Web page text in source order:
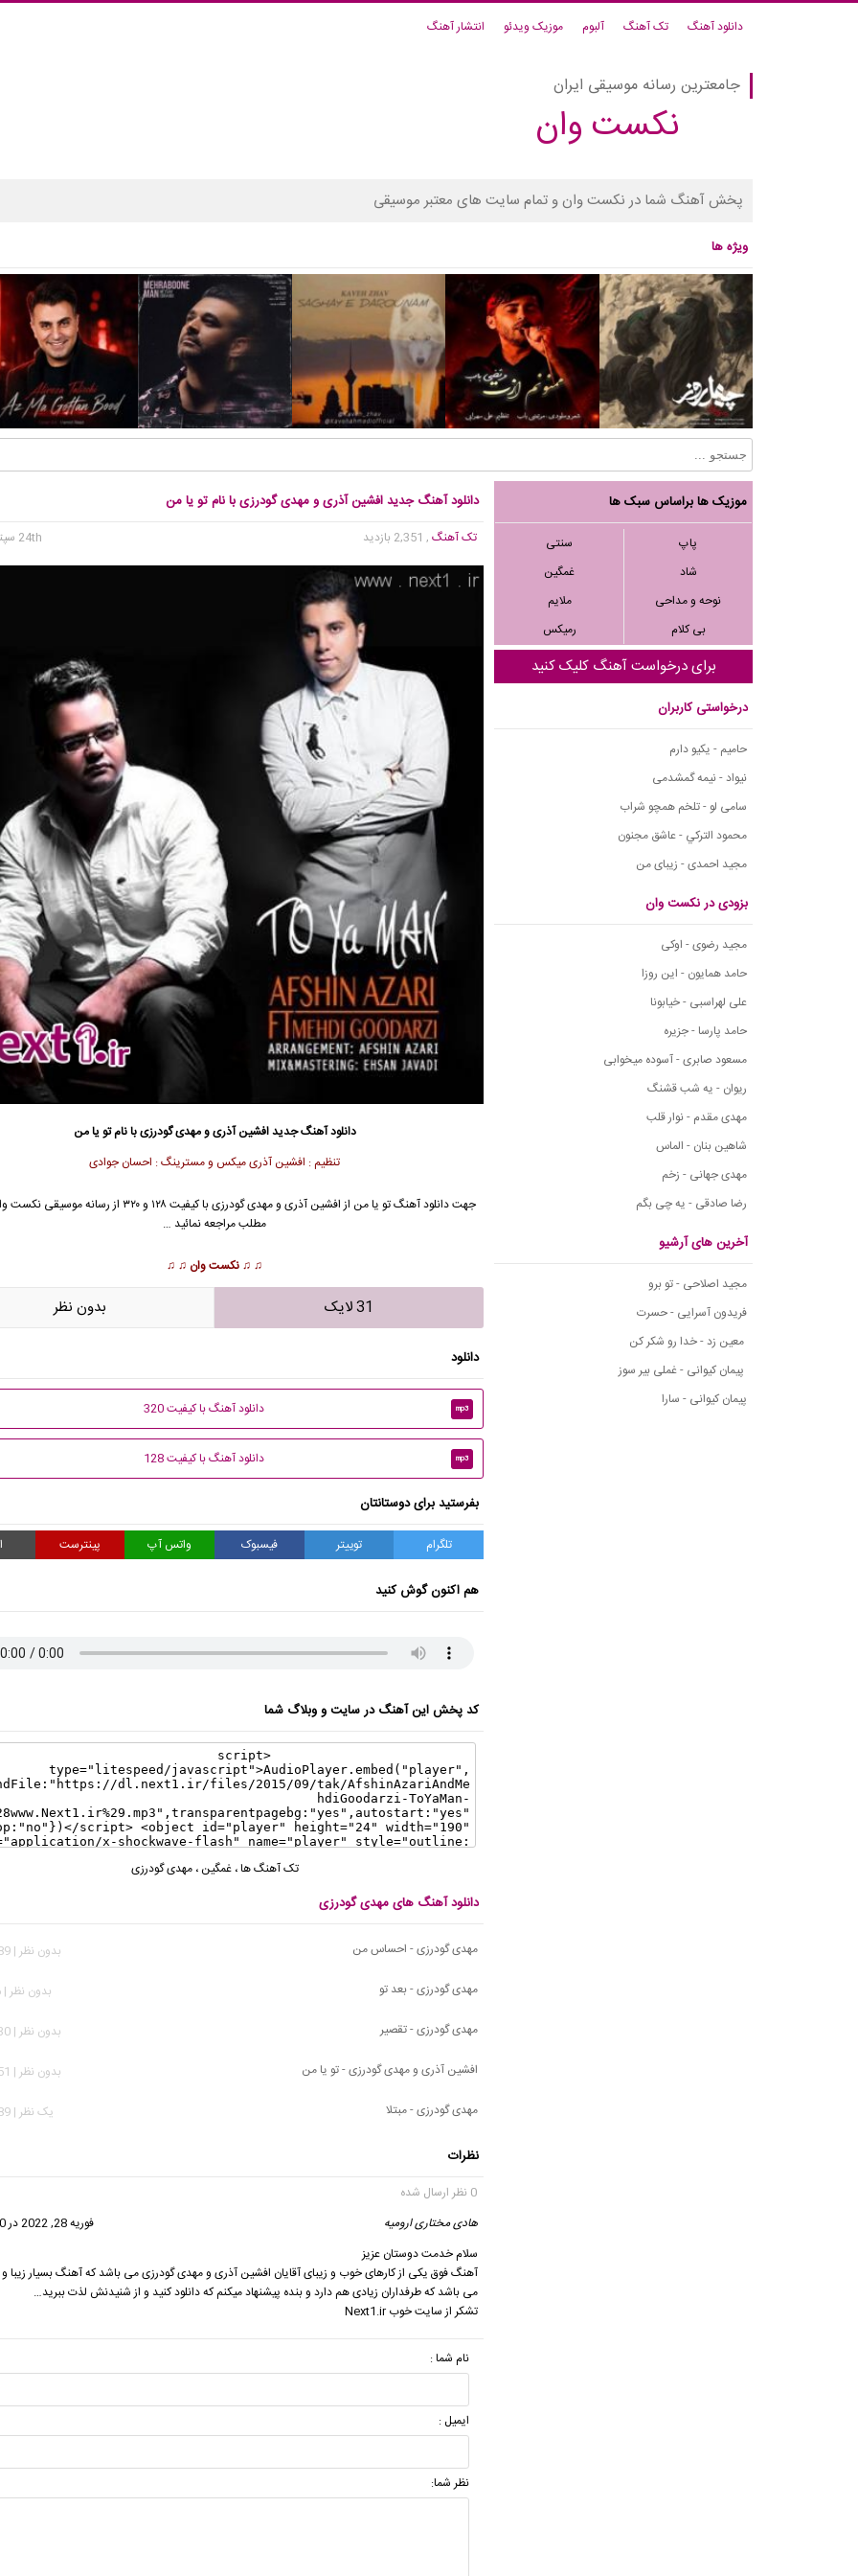
دانلود آهنگ تک آهنگ آلبوم موزیک ویدئو انتشار آهنگ
جامعترین رسانه موسیقی ایران
نکست وان
پخش آهنگ شما در نکست وان و تمام سایت های معتبر موسیقی
ویژه ها
موزیک ها براساس سبک ها
پاپ
سنتی
شاد
غمگین
نوحه و مداحی
ملایم
بی کلام
رمیکس
برای درخواست آهنگ کلیک کنید
درخواستی کاربران
حامیم - یکیو دارم
نیواد - نیمه گمشدمی
سامی لو - تلخم همچو شراب
محمود التركي - عاشق مجنون
مجید احمدی - زیبای من
بزودی در نکست وان
مجید رضوی - اوکی
حامد همایون - این روزا
علی لهراسبی - خیابونا
حامد پارسا - جزیره
مسعود صابری - آسوده میخوابی
ریوان - یه شب قشنگ
مهدی مقدم - نوار قلب
شاهین بنان - الماس
مهدی جهانی - زخم
رضا صادقی - یه چی بگم
آخرین های آرشیو
مجید اصلاحی - تو برو
فریدون آسرایی - حسرت
معین زد - خدا رو شکر کن
پیمان کیوانی - غملی بیر سوز
پیمان کیوانی - سارا
دانلود آهنگ جدید افشین آذری و مهدی گودرزی با نام تو یا من
تک آهنگ, 2,351 بازدید 24th سپتامبر 2015
دانلود آهنگ جدیدافشین آذری و مهدی گودرزی با نام تو یا من
تنظیم : افشین آذری میکس و مسترینگ : احسان جوادی
جهت دانلود آهنگ تو یا من از افشین آذریومهدی گودرزی
با کیفیت ۱۲۸ و ۳۲۰ از رسانه موسیقی
مطلب مراجعه نمائید …
♫ ♫ نکست وان ♫ ♫
31 لایک بدون نظر
دانلود
mp3 دانلود آهنگ با کیفیت 320
mp3 دانلود آهنگ با کیفیت 128
بفرستید برای دوستانتان
تلگرام توییتر فیسبوک واتس آپ پینترست
هم اکنون گوش کنید
کد پخش این آهنگ در سایت و وبلاگ شما
تک آهنگ ها،غمگین ،مهدی گودرزی
دانلود آهنگ های مهدی گودرزی
مهدی گودرزی - احساس من
بدون نظر | 1,789 بازدید
مهدی گودرزی - بعد تو
بدون نظر | 966 بازدید
مهدی گودرزی - تقصیر
بدون نظر | 3,130 بازدید
افشین آذری و مهدی گودرزی - تو یا من
بدون نظر | 2,351 بازدید
مهدی گودرزی - مبتلا
يک نظر | 8,089 بازدید
نظرات
0 نظر ارسال شده
هادی مختاری ارومیه
فوریه 28, 2022 در 11:00 ب.ظ
سلام خدمت دوستان عزیز
آهنگ فوق یکی از کارهای خوب و زیبای آقایان افشین آذری و مهدی گودرزی می باشد که آهنگ بسیار
می باشد که طرفداران زیادی هم دارد و بنده پیشنهاد میکنم که دانلود کنید و از شنیدنش لذت ببرید…
تشکر از سایت خوب Next1.ir
نام شما :
ایمیل :
نظر شما: